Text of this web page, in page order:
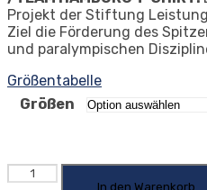
Projekt der Stiftung
Ziel die Förderung des
und paralympischen
Größentabelle
Größen
T-
In den Warenkorb